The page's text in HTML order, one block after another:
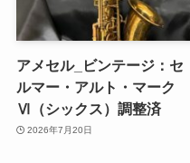
アメセル_ビンテージ：セ
ルマー・アルト・マーク
Ⅵ（シックス）調整済
2026年7月20日